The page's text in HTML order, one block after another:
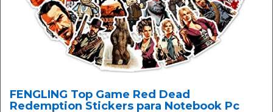
FENGLING Top Game Red Dead
Redemption Stickers para Notebook Pc